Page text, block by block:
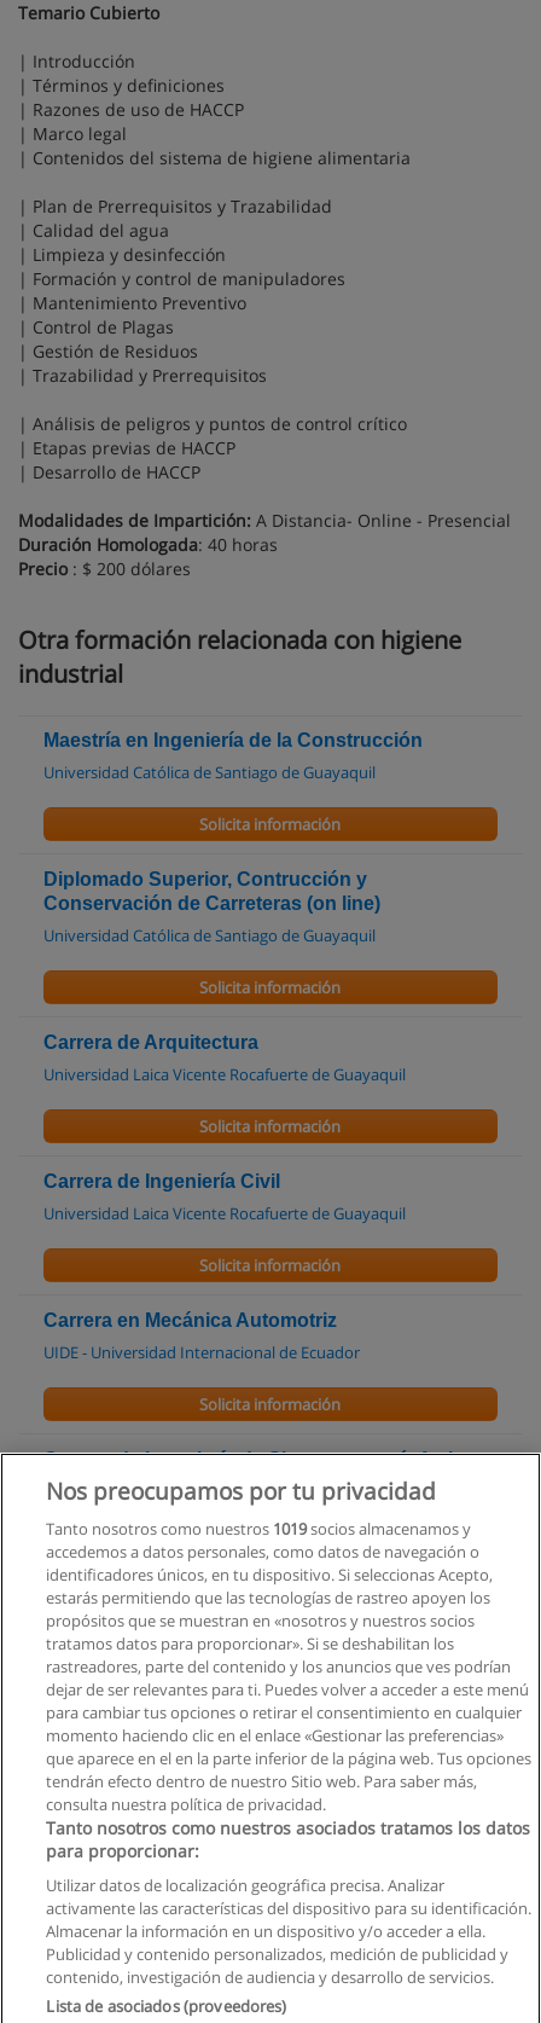
Temario Cubierto
| Introducción
| Términos y definiciones
| Razones de uso de HACCP
| Marco legal
| Contenidos del sistema de higiene alimentaria
| Plan de Prerrequisitos y Trazabilidad
| Calidad del agua
| Limpieza y desinfección
| Formación y control de manipuladores
| Mantenimiento Preventivo
| Control de Plagas
| Gestión de Residuos
| Trazabilidad y Prerrequisitos
| Análisis de peligros y puntos de control crítico
| Etapas previas de HACCP
| Desarrollo de HACCP
Modalidades de Impartición: A Distancia- Online - Presencial
Duración Homologada: 40 horas
Precio : $ 200 dólares
Otra formación relacionada con higiene
industrial
Maestría en Ingeniería de la Construcción
Universidad Católica de Santiago de Guayaquil
Solicita información
Diplomado Superior, Contrucción y
Conservación de Carreteras (on line)
Universidad Católica de Santiago de Guayaquil
Solicita información
Carrera de Arquitectura
Universidad Laica Vicente Rocafuerte de Guayaquil
Solicita información
Carrera de Ingeniería Civil
Universidad Laica Vicente Rocafuerte de Guayaquil
Solicita información
Carrera en Mecánica Automotriz
UIDE - Universidad Internacional de Ecuador
Solicita información
Carrera de Ingeniería de Sistemas con énfasis en
sistemas
Solicita información
Carrera de Ingeniería de Sistemas
Computacionales
Universidad Católica de Santiago de Guayaquil
Solicita información
Privacidad de datos
Contactar con Educaedu
Copyright © Educaedu Business S.L. - CIF : B-95610580: -
Nos preocupamos por tu privacidad
Tanto nosotros como nuestros 1019socios almacenamos y
accedemos a datos personales, como datos de navegación o
identificadores únicos, en tu dispositivo. Si seleccionas Acepto,
estarás permitiendo que las tecnologías de rastreo apoyen los
propósitos que se muestran en «nosotros y nuestros socios
tratamos datos para proporcionar». Si se deshabilitan los
rastreadores, parte del contenido y los anuncios que ves podrían
dejar de ser relevantes para ti. Puedes volver a acceder a este menú
para cambiar tus opciones o retirar el consentimiento en cualquier
momento haciendo clic en el enlace «Gestionar las preferencias»
que aparece en el en la parte inferior de la página web. Tus opciones
tendrán efecto dentro de nuestro Sitio web. Para saber más,
consulta nuestra política de privacidad.
Tanto nosotros como nuestros asociados tratamos los datos
para proporcionar:
Utilizar datos de localización geográfica precisa. Analizar
activamente las características del dispositivo para su identificación.
Almacenar la información en un dispositivo y/o acceder a ella.
Publicidad y contenido personalizados, medición de publicidad y
contenido, investigación de audiencia y desarrollo de servicios.
Lista de asociados (proveedores)